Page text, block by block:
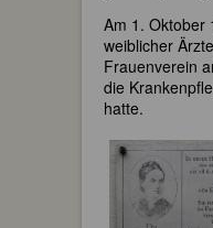
Am 1. Oktober
weiblicher
Frauenverein
die
hatte.